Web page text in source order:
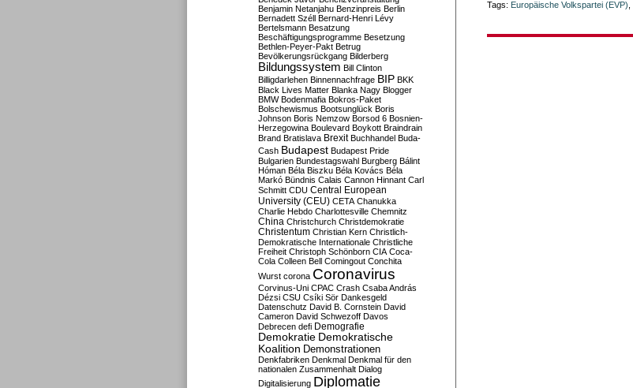
Tags: Europäische Volkspartei (EVP)
Benjamin Netanjahu Benzinpreis Berlin
Bernadett Széll Bernard-Henri Lévy
Bertelsmann Besatzung
Beschäftigungsprogramme Besetzung
Bethlen-Peyer-Pakt Betrug
Bevölkerungsrückgang Bilderberg
Bildungssystem Bill Clinton
Billigdarlehen Binnennachfrage BIP BKK
Black Lives Matter Blanka Nagy Blogger
BMW Bodenmafia Bokros-Paket
Bolschewismus Bootsunglück Boris
Johnson Boris Nemzow Borsod 6 Bosnien-
Herzegowina Boulevard Boykott Braindrain
Brand Bratislava Brexit Buchhandel Buda-
Cash Budapest Budapest Pride
Bulgarien Bundestagswahl Burgberg Bálint
Hóman Béla Biszku Béla Kovács Béla
Markó Bündnis Calais Cannon Hinnant Carl
Schmitt CDU Central European
University (CEU) CETA Chanukka
Charlie Hebdo Charlottesville Chemnitz
China Christchurch Christdemokratie
Christentum Christian Kern Christlich-
Demokratische Internationale Christliche
Freiheit Christoph Schönborn CIA Coca-
Cola Colleen Bell Comingout Conchita
Wurst corona Coronavirus
Corvinus-Uni CPAC Crash Csaba András
Dézsi CSU Csíki Sör Dankesgeld
Datenschutz David B. Cornstein David
Cameron David Schwezoff Davos
Debrecen defi Demografie
Demokratie Demokratische
Koalition Demonstrationen
Denkfabriken Denkmal Denkmal für den
nationalen Zusammenhalt Dialog
Digitalisierung Diplomatie